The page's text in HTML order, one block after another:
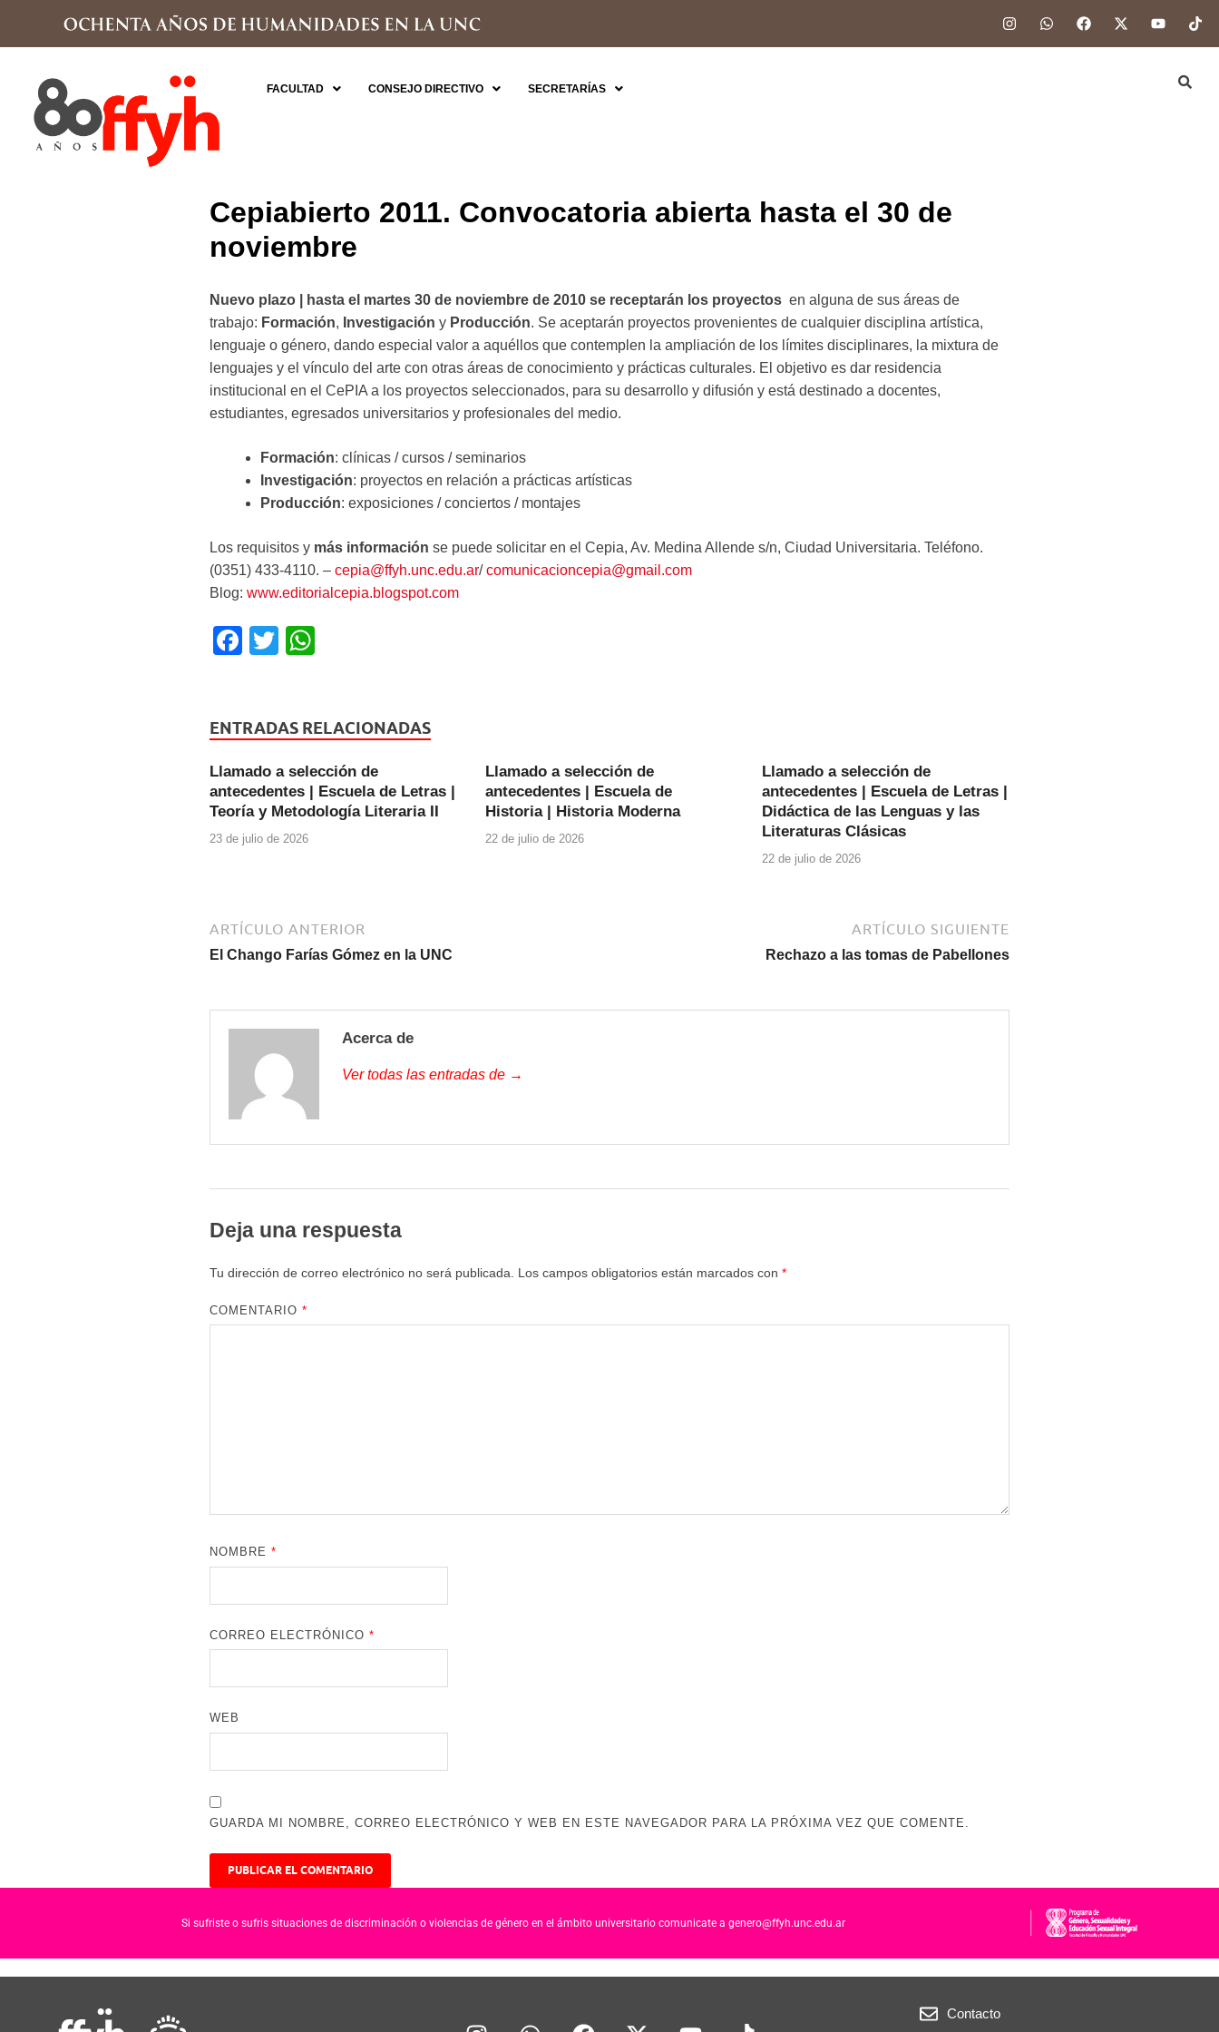
FACULTAD CONSEJO DIRECTIVO SECRETARÍAS
Cepiabierto 2011. Convocatoria abierta hasta el 30 de
noviembre
Nuevo plazo | hasta el martes 30 de noviembre de 2010 se receptarán los proyectos en alguna de sus áreas de
trabajo: Formación, Investigación y Producción. Se aceptarán proyectos provenientes de cualquier disciplina artística,
lenguaje o género, dando especial valor a aquéllos que contemplen la ampliación de los límites disciplinares, la mixtura de
lenguajes y el vínculo del arte con otras áreas de conocimiento y prácticas culturales. El objetivo es dar residencia
institucional en el CePIA a los proyectos seleccionados, para su desarrollo y difusión y está destinado a docentes,
estudiantes, egresados universitarios y profesionales del medio.
Formación: clínicas / cursos / seminarios
Investigación: proyectos en relación a prácticas artísticas
Producción: exposiciones / conciertos / montajes
Los requisitos y más información se puede solicitar en el Cepia, Av. Medina Allende s/n, Ciudad Universitaria. Teléfono.
(0351) 433-4110. – cepia@ffyh.unc.edu.ar/comunicacioncepia@gmail.com
Blog: www.editorialcepia.blogspot.com
F
e
o
o
k
T
er s
p
p
ENTRADAS RELACIONADAS
Llamado a selección de
antecedentes | Escuela de Letras |
Teoría y Metodología Literaria II
23 de julio de 2026
Llamado a selección de
antecedentes | Escuela de
Historia | Historia Moderna
22 de julio de 2026
Llamado a selección de
antecedentes | Escuela de Letras |
Didáctica de las Lenguas y las
Literaturas Clásicas
22 de julio de 2026
ARTÍCULO ANTERIOR
El Chango Farías Gómez en la UNC
ARTÍCULO SIGUIENTE
Rechazo a las tomas de Pabellones
Acerca de
Ver todas las entradas de →
Deja una respuesta
Tu dirección de correo electrónico no será publicada. Los campos obligatorios están marcados con *
COMENTARIO*
NOMBRE*
CORREO ELECTRÓNICO*
WEB
GUARDA MI NOMBRE, CORREO ELECTRÓNICO Y WEB EN ESTE NAVEGADOR PARA LA PRÓXIMA VEZ QUE COMENTE.
Si sufriste o sufris situaciones de discriminación o violencias de género en el ámbito universitario comunicate a genero@ffyh.unc.edu.ar
Contacto